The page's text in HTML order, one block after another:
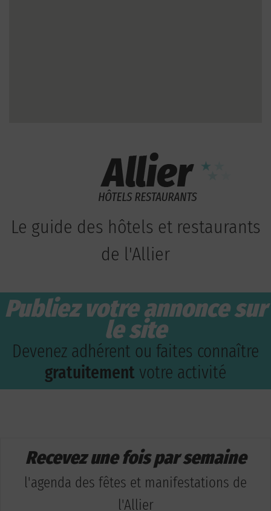
Le guide des hôtels et restaurants
de l'Allier
Publiez votre annonce sur
le site
Devenez adhérent ou faites connaître
gratuitement votre activité
Recevez une fois par semaine
l'agenda des fêtes et manifestations de
l'Allier